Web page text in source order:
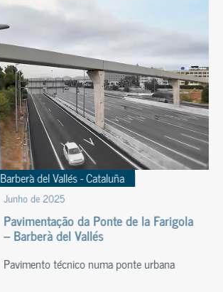
Barberà del Vallés - Cataluña
Junho de 2025
Pavimentação da Ponte de la Farigola
– Barberà del Vallés
Pavimento técnico numa ponte urbana